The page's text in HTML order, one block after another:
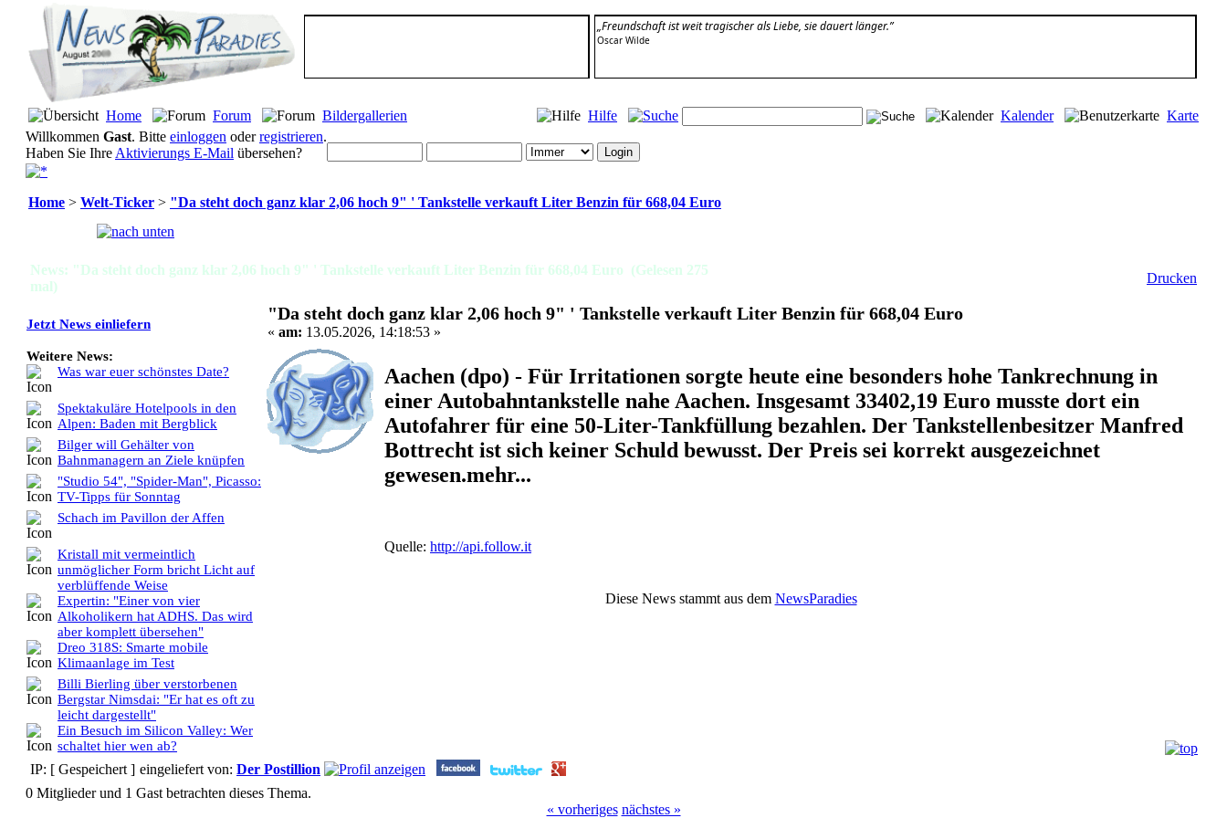
„Freundschaft ist weit tragischer als Liebe, sie dauert länger.”
Oscar Wilde
Home Forum Bildergallerien Hilfe Kalender
Karte
Willkommen Gast. Bitte einloggen oderregistrieren.
Haben Sie Ihre Aktivierungs E-Mail übersehen?
Home > Welt-Ticker > "Da steht doch ganz klar 2,06 hoch 9" ' Tankstelle verkauft Liter Benzin für 668,04 Euro
News: "Da steht doch ganz klar 2,06 hoch 9" ' Tankstelle verkauft Liter Benzin für 668,04 Euro (Gelesen 275
mal)
Drucken
Jetzt News einliefern
Weitere News:
Was war euer schönstes Date?
Spektakuläre Hotelpools in den
Alpen: Baden mit Bergblick
Bilger will Gehälter von
Bahnmanagern an Ziele knüpfen
"Studio 54", "Spider-Man", Picasso:
TV-Tipps für Sonntag
Schach im Pavillon der Affen
Kristall mit vermeintlich
unmöglicher Form bricht Licht auf
verblüffende Weise
Expertin: "Einer von vier
Alkoholikern hat ADHS. Das wird
aber komplett übersehen"
Dreo 318S: Smarte mobile
Klimaanlage im Test
Billi Bierling über verstorbenen
Bergstar Nimsdai: "Er hat es oft zu
leicht dargestellt"
Ein Besuch im Silicon Valley: Wer
schaltet hier wen ab?
"Da steht doch ganz klar 2,06 hoch 9" ' Tankstelle verkauft Liter Benzin für 668,04 Euro
« am: 13.05.2026, 14:18:53 »
Aachen (dpo) - Für Irritationen sorgte heute eine besonders hohe Tankrechnung in
einer Autobahntankstelle nahe Aachen. Insgesamt 33402,19 Euro musste dort ein
Autofahrer für eine 50-Liter-Tankfüllung bezahlen. Der Tankstellenbesitzer Manfred
Bottrecht ist sich keiner Schuld bewusst. Der Preis sei korrekt ausgezeichnet
gewesen.mehr...
Quelle: http://api.follow.it
Diese News stammt aus dem NewsParadies
IP: [ Gespeichert ] eingeliefert von: Der Postillion
0 Mitglieder und 1 Gast betrachten dieses Thema.
« vorheriges nächstes »